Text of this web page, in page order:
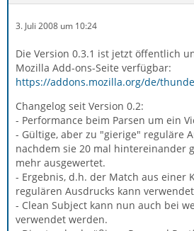
3. Juli 2008 um 10:24
Die Version 0.3.1 ist jetzt öffentlich
Mozilla Add-ons-Seite verfügbar:
https://addons.mozilla.org/de/
Changelog seit Version 0.2:
- Performance beim Parsen um ein
- Gültige, aber zu "gierige" reguläre
nachdem sie 20 mal hintereinander
mehr ausgewertet.
- Ergebnis, d.h. der Match aus einer
regulären Ausdrucks kann
- Clean Subject kann nun auch bei
verwendet werden.